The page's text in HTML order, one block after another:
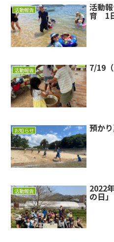
活動報告 活動
育 1
活動報告 7/19
お知らせ 預か
活動報告 2022
の日」